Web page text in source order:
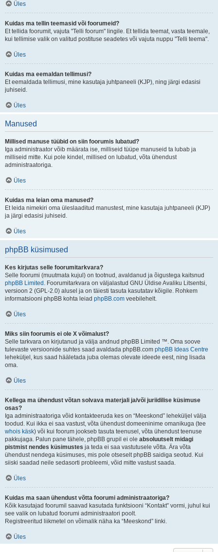
Üles
Kuidas ma tellin teemasid või foorumeid?
Et tellida foorumit, vajuta "Telli foorum" lingile. Et tellida teemat, vasta teemale,
kui tellimise valik on valitud postituse seadetes või vajuta nuppu "Telli teema".
Üles
Kuidas ma eemaldan tellimusi?
Et eemaldada tellimusi, mine kasutaja juhtpaneeli (KJP), ning järgi edasisi
juhiseid.
Üles
Manused
Millised manuse tüübid on siin foorumis lubatud?
Iga administraator võib määrata ise, milliseid tüüpe manuseid ta lubab ja
milliseid mitte. Kui pole kindel, millised on lubatud, võta ühendust
administraatoriga.
Üles
Kuidas ma leian oma manused?
Et leida nimekiri oma üleslaaditud manustest, mine kasutaja juhtpaneeli (KJP)
ja järgi edasisi juhiseid.
Üles
phpBB küsimused
Kes kirjutas selle foorumitarkvara?
Selle foorumi (muutmata kujul) on tootnud, avaldanud ja õigustega kaitsnud
phpBB Limited . Foorumitarkvara on väljalastud GNU Üldise Avaliku Litsentsi,
versioon 2 (GPL-2.0) alusel ja on täiesti tasuta kasutatav kõigile. Rohkem
informatsiooni phpBB kohta leiad phpBB.com veebilehelt.
Üles
Miks siin foorumis ei ole X võimalust?
Selle tarkvara on kirjutanud ja välja andnud phpBB Limited ™. Oma soove
tulevaste versioonide suhtes saad avaldada phpBB.com phpBB Ideas Centre
leheküljel, kus saad hääletada juba olemas olevate ideede eest, ning lisada
oma.
Üles
Kellega ma ühendust võtan solvava materjali ja/või juriidilise küsimuse
osas?
Iga administraatoriga võid kontakteeruda kes on “Meeskond” leheküljel välja
toodud. Kui ikka ei saa vastust, võta ühendust domeeninime omanikuga (tee
whois käsk) või kui foorum jookseb tasuta teenusel, võta ühendust teenuse
pakkujaga. Palun pane tähele, phpBB grupil ei ole absoluutselt midagi
pistmist nendes küsimustes ja teda ei saa vastutusele võtta. Ära võta
ühendust nendega küsimuses, mis pole otseselt phpBB saidiga seotud. Kui
siiski saadad neile sedasorti probleemi, võid mitte vastust saada.
Üles
Kuidas ma saan ühendust võtta foorumi administraatoriga?
Kõik kasutajad foorumil saavad kasutada funktsiooni “Kontakt” vormi, juhul kui
see valik on lubatud foorumi administraatori poolt.
Registreeritud liikmetel on võimalik näha ka “Meeskond” linki.
Üles